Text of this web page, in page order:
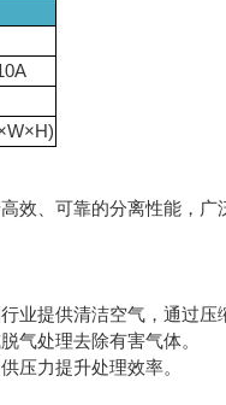
效、可靠的分离性能，
业提供清洁空气，通过压
气处理去除有害气体。
压力提升处理效率。